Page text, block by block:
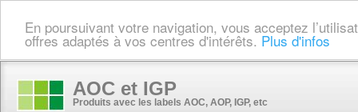
En poursuivant votre navigation, vous acceptez
offres adaptés à vos centres d'intérêts. Plus d'infos
AOC et IGP
Produits avec les labels AOC, AOP, IGP, etc